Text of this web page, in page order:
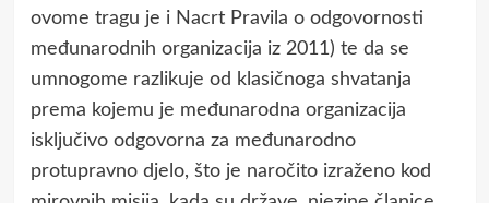
ovome tragu je i Nacrt Pravila o odgovornosti
međunarodnih organizacija iz 2011) te da se
umnogome razlikuje od klasičnoga shvatanja
prema kojemu je međunarodna organizacija
isključivo odgovorna za međunarodno
protupravno djelo, što je naročito izraženo kod